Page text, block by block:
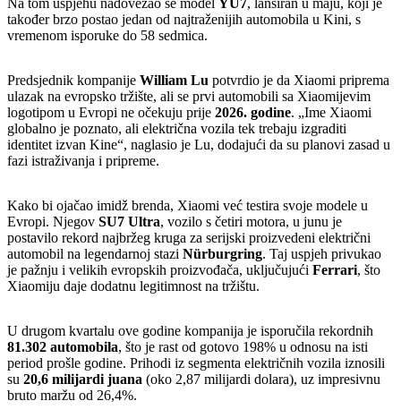
Na tom uspjehu nadovezao se model YU7, lansiran u maju, koji je
također brzo postao jedan od najtraženijih automobila u Kini, s
vremenom isporuke do 58 sedmica.
Predsjednik kompanije William Lu potvrdio je da Xiaomi priprema
ulazak na evropsko tržište, ali se prvi automobili sa Xiaomijevim
logotipom u Evropi ne očekuju prije 2026. godine. „Ime Xiaomi
globalno je poznato, ali električna vozila tek trebaju izgraditi
identitet izvan Kine“, naglasio je Lu, dodajući da su planovi zasad u
fazi istraživanja i pripreme.
Kako bi ojačao imidž brenda, Xiaomi već testira svoje modele u
Evropi. Njegov SU7 Ultra, vozilo s četiri motora, u junu je
postavilo rekord najbržeg kruga za serijski proizvedeni električni
automobil na legendarnoj stazi Nürburgring. Taj uspjeh privukao
je pažnju i velikih evropskih proizvođača, uključujući Ferrari, što
Xiaomiju daje dodatnu legitimnost na tržištu.
U drugom kvartalu ove godine kompanija je isporučila rekordnih
81.302 automobila, što je rast od gotovo 198% u odnosu na isti
period prošle godine. Prihodi iz segmenta električnih vozila iznosili
su 20,6 milijardi juana (oko 2,87 milijardi dolara), uz impresivnu
bruto maržu od 26,4%.